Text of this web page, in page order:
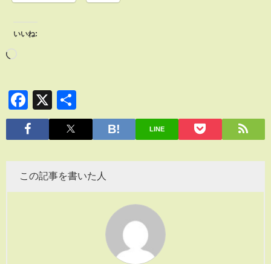
いいね:
Facebook
X
有
LINE
この記事を書いた人